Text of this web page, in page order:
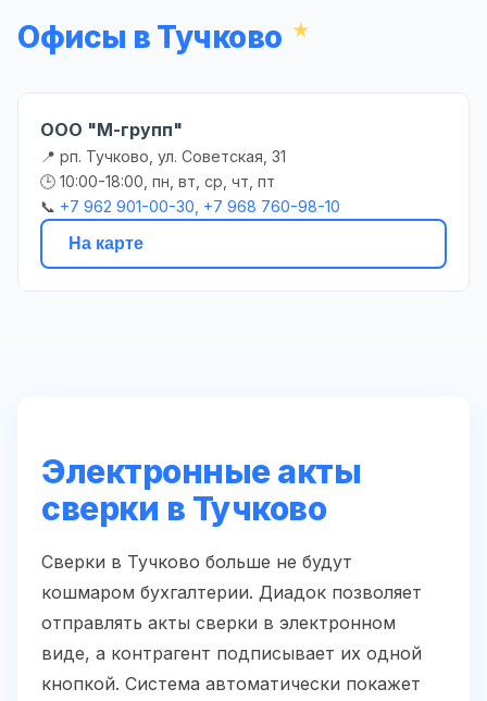
Офисы в Тучково
ООО "М-групп"
📍 рп. Тучково, ул. Советская, 31
🕒 10:00-18:00, пн, вт, ср, чт, пт
📞 +7 962 901-00-30, +7 968 760-98-10
На карте
Электронные акты
сверки в Тучково
Сверки в Тучково больше не будут
кошмаром бухгалтерии. Диадок позволяет
отправлять акты сверки в электронном
виде, а контрагент подписывает их одной
кнопкой. Система автоматически покажет